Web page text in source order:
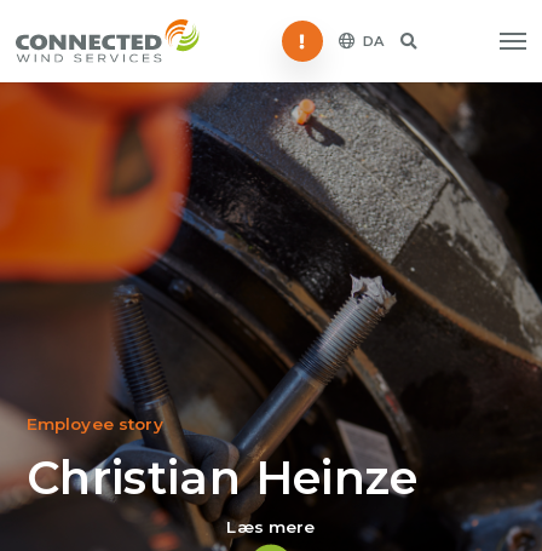
Störung melden
DA
Employee story
Christian Heinze
Læs mere